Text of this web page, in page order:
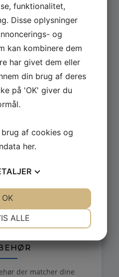
og Rotwerk maskiner
brug.
›
der matcher dine
funktionalitet,
Disse oplysninger
og
kan kombinere dem
har givet dem eller
din brug af deres
på 'OK' giver du
af cookies og
her.
PRÆFERENCER
ALLE
OK